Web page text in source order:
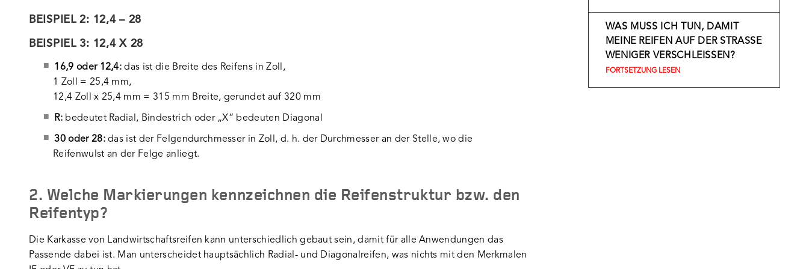
BEISPIEL 2: 12,4 – 28
BEISPIEL 3: 12,4 X 28
16,9 oder 12,4: das ist die Breite des Reifens in Zoll,
1 Zoll = 25,4 mm,
12,4 Zoll x 25,4 mm = 315 mm Breite, gerundet auf 320 mm
R:bedeutet Radial, Bindestrich oder „X“ bedeuten Diagonal
30 oder 28:das ist der Felgendurchmesser in Zoll, d. h. der Durchmesser an der Stelle, wo die
Reifenwulst an der Felge anliegt.
2. Welche Markierungen kennzeichnen die Reifenstruktur bzw. den
Reifentyp?
Die Karkasse von Landwirtschaftsreifen kann unterschiedlich gebaut sein, damit für alle Anwendungen das
Passende dabei ist. Man unterscheidet hauptsächlich Radial- und Diagonalreifen, was nichts mit den Merkmalen
WAS MUSS ICH TUN, DAMIT
MEINE REIFEN AUF DER STRASSE W
ENIGER VERSCHLEISSEN?
FORTSETZUNG LESEN